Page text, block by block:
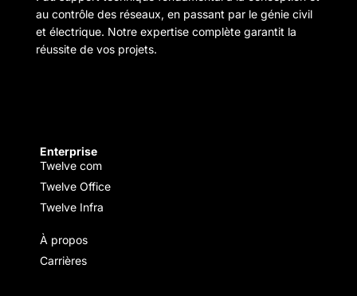
au contrôle des réseaux, en passant par le génie civil
et électrique. Notre expertise complète garantit la
réussite de vos projets.
Enterprise
Twelve com
Twelve Office
Twelve Infra
À propos
Carrières